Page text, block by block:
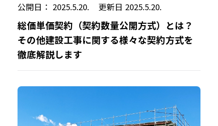
公開日： 2025.5.20. 更新日 2025.5.20.
総価単価契約（契約数量公開方式）とは？
その他建設工事に関する様々な契約方式を
徹底解説します